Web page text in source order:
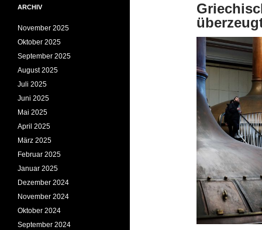
ARCHIV
November 2025
Oktober 2025
September 2025
August 2025
Juli 2025
Juni 2025
Mai 2025
April 2025
März 2025
Februar 2025
Januar 2025
Dezember 2024
November 2024
Oktober 2024
September 2024